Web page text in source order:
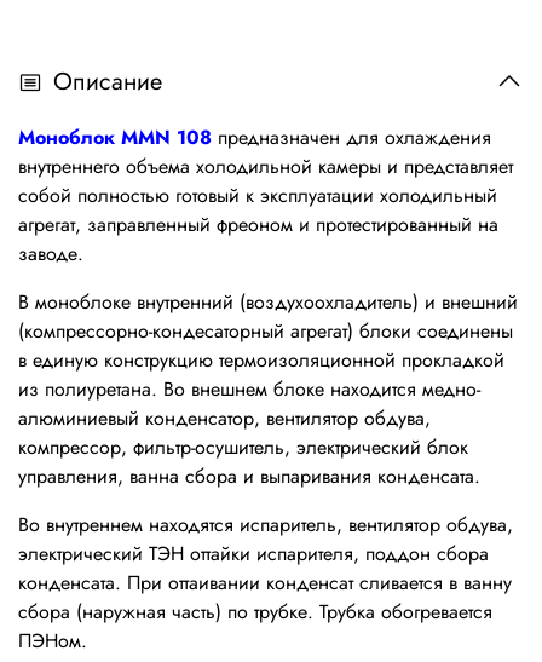
Описание
Моноблок MMN 108 предназначен для охлаждения
внутреннего объема холодильной камеры и представляет
собой полностью готовый к эксплуатации холодильный
агрегат, заправленный фреоном и протестированный на
заводе.
В моноблоке внутренний (воздухоохладитель) и внешний
(компрессорно-кондесаторный агрегат) блоки соединены
в единую конструкцию термоизоляционной прокладкой
из полиуретана. Во внешнем блоке находится медно-
алюминиевый конденсатор, вентилятор обдува,
компрессор, фильтр-осушитель, электрический блок
управления, ванна сбора и выпаривания конденсата.
Во внутреннем находятся испаритель, вентилятор обдува,
электрический ТЭН оттайки испарителя, поддон сбора
конденсата. При оттаивании конденсат сливается в ванну
сбора (наружная часть) по трубке. Трубка обогревается
ПЭНом.